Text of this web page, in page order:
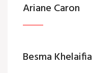
Ariane Caron
Besma Khelaifia